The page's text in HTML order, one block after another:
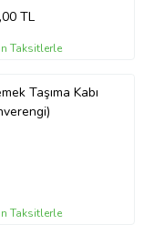
TL
Taksitlerle
Taşıma Kabı
Taksitlerle